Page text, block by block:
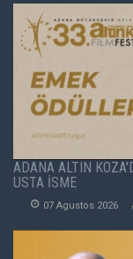
ADANA ALTIN
USTA İSME
07 Agustos 2026